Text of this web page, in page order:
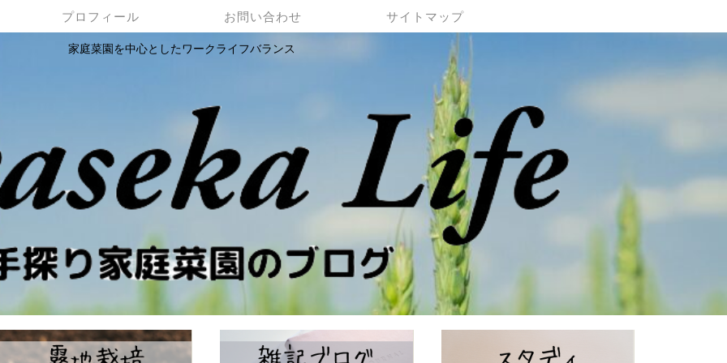
家庭菜園を中心としたワークライフバランス
プロフィール お問い合わせ サイトマップ